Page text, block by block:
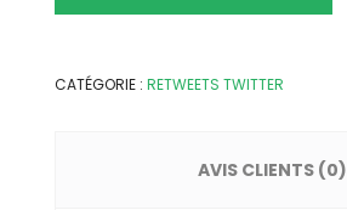
CATÉGORIE : RETWEETS TWITTER
AVIS CLIENTS (0)